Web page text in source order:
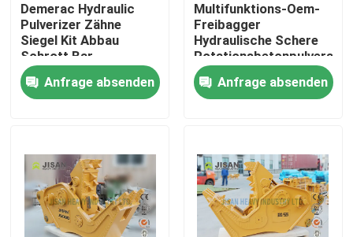
Haus
Produkte
Demerac Hydraulic
Pulverizer Zähne
Siegel Kit Abbau
Schrott Bar
Schneiden Blasen
Scheren Bagger
Anfrage absenden
Multifunktions-Oem-
Freibagger
Hydraulische Schere
Rotationsbetonpulverator
für 20 Tonnen Bagger
Anfrage absenden